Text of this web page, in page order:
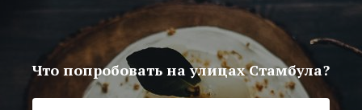
Что попробовать на улицах Стамбула?